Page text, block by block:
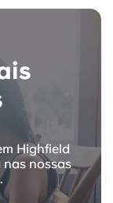
Highfield
nas nossas